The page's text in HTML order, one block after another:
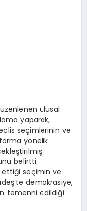
ulusal
yaparak,
seçimlerinin ve
yönelik
belirtti.
ettiği seçimin ve
demokrasiye,
temenni edildiği